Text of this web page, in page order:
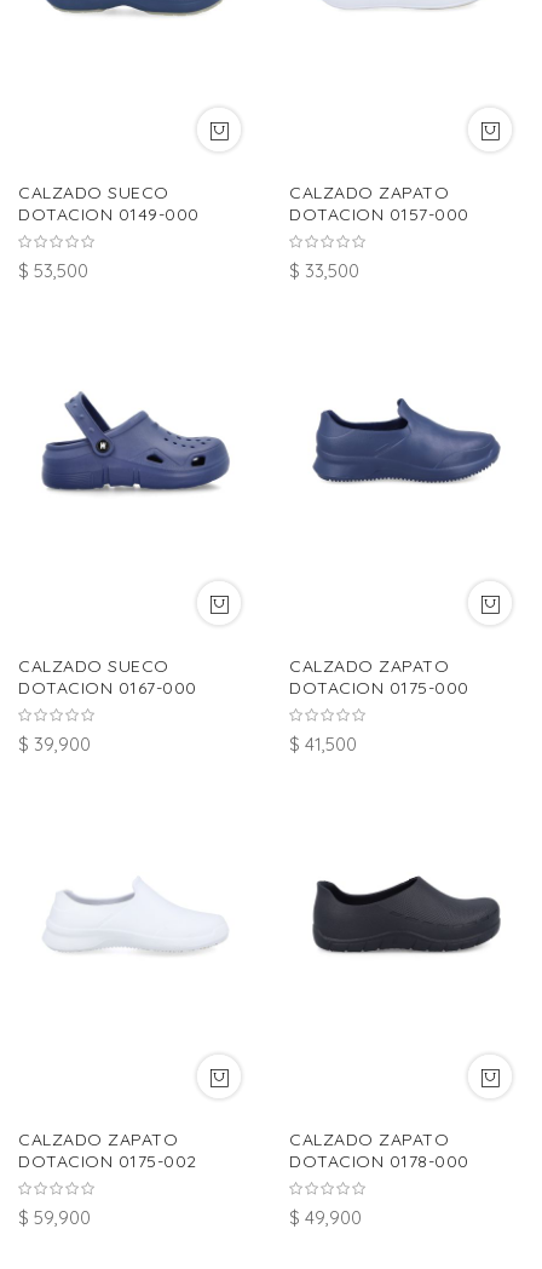
CALZADO SUECO
DOTACION 0149-000
$ 53,500
CALZADO ZAPATO
DOTACION 0157-000
$ 33,500
CALZADO SUECO
DOTACION 0167-000
$ 39,900
CALZADO ZAPATO
DOTACION 0175-000
$ 41,500
CALZADO ZAPATO
DOTACION 0175-002
$ 59,900
CALZADO ZAPATO
DOTACION 0178-000
$ 49,900